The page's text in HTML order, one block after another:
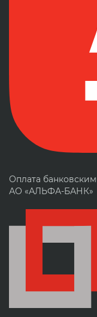
Оплата
АО «АЛЬФА-БАНК»